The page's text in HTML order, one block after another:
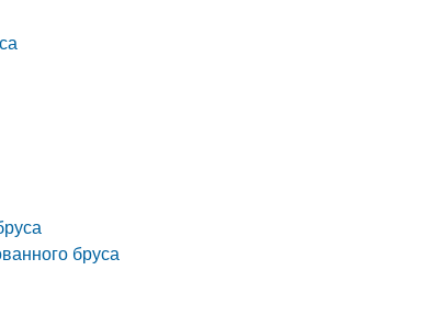
бруса